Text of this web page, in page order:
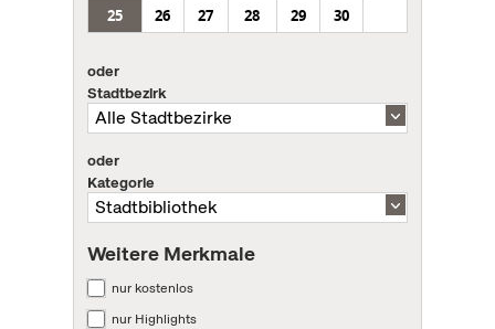
25
26 27 28 29 30
oder
Stadtbezirk
oder
Kategorie
Weitere Merkmale
nur kostenlos
nur Highlights